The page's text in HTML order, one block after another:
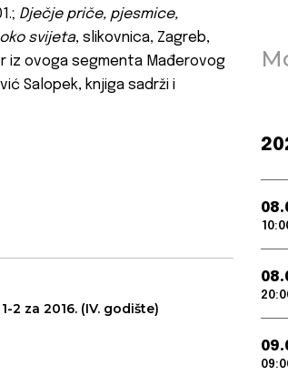
Dječje priče, pjesmice,
svijeta, slikovnica, Zagreb,
iz ovoga segmenta Mađerovog
Salopek, knjiga sadrži i
2 za 2016. (IV. godište)